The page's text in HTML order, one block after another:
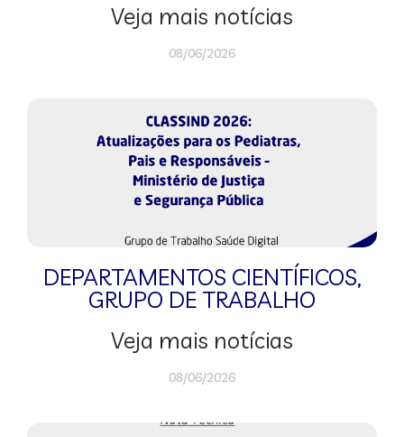
Veja mais notícias
08/06/2026
DEPARTAMENTOS CIENTÍFICOS,
GRUPO DE TRABALHO
Veja mais notícias
08/06/2026